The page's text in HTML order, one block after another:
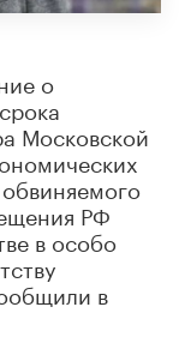
о
Московской
РФ
в особо
в